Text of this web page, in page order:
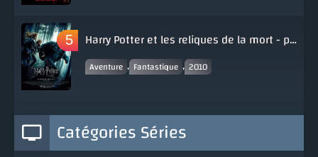
Harry Potter et les reliques de la mort - partie 1
Aventure , Fantastique , 2010
Catégories Séries